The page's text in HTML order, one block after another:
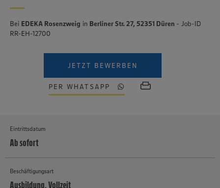
Bei EDEKA Rosenzweig in Berliner Str. 27, 52351 Düren - Job-ID
RR-EH-12700
JETZT BEWERBEN
PER WHATSAPP
Eintrittsdatum
Ab sofort
Beschäftigungsart
Ausbildung, Vollzeit